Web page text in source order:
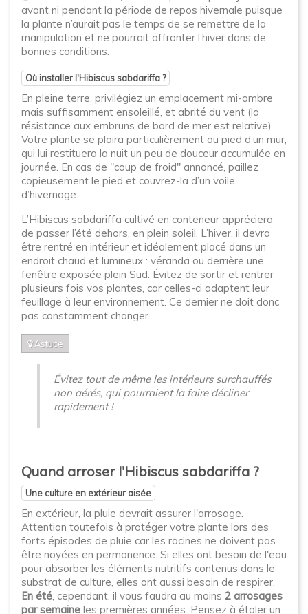
avant ni pendant la période de repos hivernale puisque
la plante n’aurait pas le temps de se remettre de la
manipulation et ne pourrait affronter l’hiver dans de
bonnes conditions.
Où installer l'Hibiscus sabdariffa ?
En pleine terre, privilégiez un emplacement mi-ombre
mais suffisamment ensoleillé, et abrité du vent (la
résistance aux embruns de bord de mer est relative).
Votre plante se plaira particulièrement au pied d’un mur,
qui lui restituera la nuit un peu de douceur accumulée en
journée. En cas de "coup de froid" annoncé, paillez
copieusement le pied et couvrez-la d’un voile
d’hivernage.
L’Hibiscus sabdariffa cultivé en conteneur appréciera
de passer l’été dehors, en plein soleil. L’hiver, il devra
être rentré en intérieur et idéalement placé dans un
endroit chaud et lumineux : véranda ou derrière une
fenêtre exposée plein Sud. Évitez de sortir et rentrer
plusieurs fois vos plantes, car celles-ci adaptent leur
feuillage à leur environnement. Ce dernier ne doit donc
pas constamment changer.
Astuce
Évitez tout de même les intérieurs surchauffés
non aérés, qui pourraient la faire décliner
rapidement !
Quand arroser l'Hibiscus sabdariffa ?
Une culture en extérieur aisée
En extérieur, la pluie devrait assurer l'arrosage.
Attention toutefois à protéger votre plante lors des
forts épisodes de pluie car les racines ne doivent pas
être noyées en permanence. Si elles ont besoin de l'eau
pour absorber les éléments nutritifs contenus dans le
substrat de culture, elles ont aussi besoin de respirer.
En été, cependant, il vous faudra au moins 2 arrosages
par semaine les premières années. Pensez à étaler un